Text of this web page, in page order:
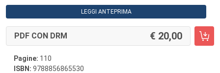
LEGGI ANTEPRIMA
PDF CON DRM 20,00
Pagine: 110
ISBN: 9788856865530